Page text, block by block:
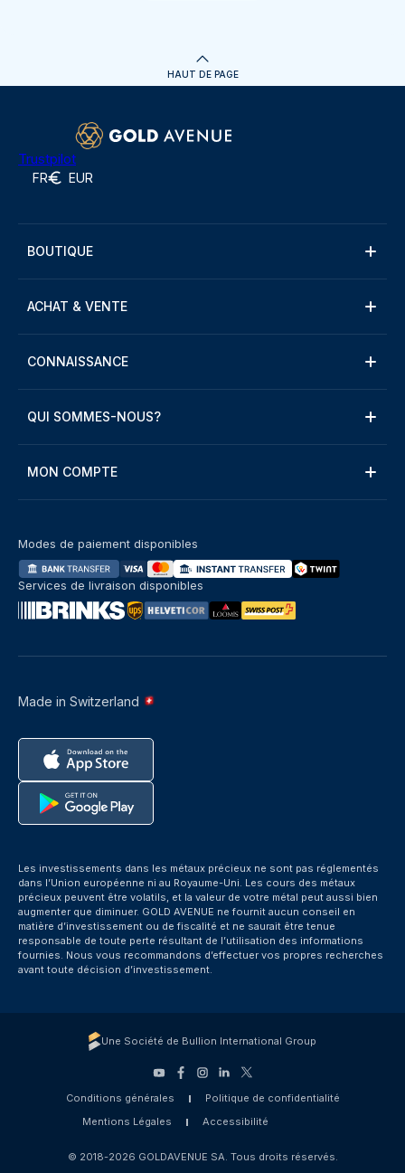
HAUT DE PAGE
Trustpilot
FR EUR
BOUTIQUE
ACHAT & VENTE
CONNAISSANCE
QUI SOMMES-NOUS?
MON COMPTE
Made in Switzerland
Modes de paiement disponibles
Services de livraison disponibles
Les investissements dans les métaux précieux ne sont pas réglementés
dans l’Union européenne ni au Royaume-Uni. Les cours des métaux
précieux peuvent être volatils, et la valeur de votre métal peut aussi bien
augmenter que diminuer. GOLD AVENUE ne fournit aucun conseil en
matière d’investissement ou de fiscalité et ne saurait être tenue
responsable de toute perte résultant de l’utilisation des informations
fournies. Nous vous recommandons d’effectuer vos propres recherches
avant toute décision d’investissement.
Une Société de Bullion International Group
Conditions générales
Politique de confidentialité
Mentions Légales
Accessibilité
© 2018-2026 GOLDAVENUE SA. Tous droits réservés.